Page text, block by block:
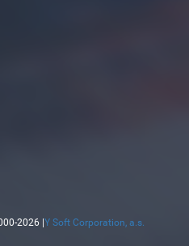
2026 | Y Soft Corporation, a.s.